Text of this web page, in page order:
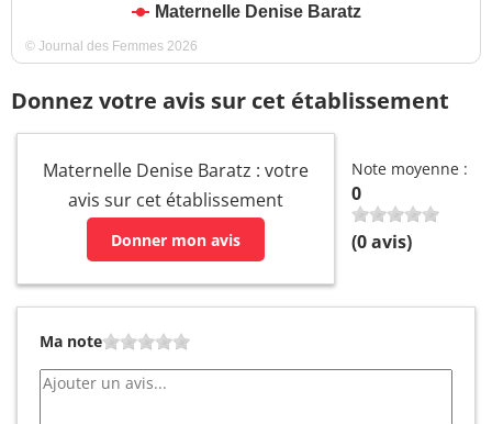
Maternelle Denise Baratz
© Journal des Femmes 2026
Donnez votre avis sur cet établissement
Maternelle Denise Baratz : votre
avis sur cet établissement
Donner mon avis
Note moyenne :
0
(0avis)
Ma note